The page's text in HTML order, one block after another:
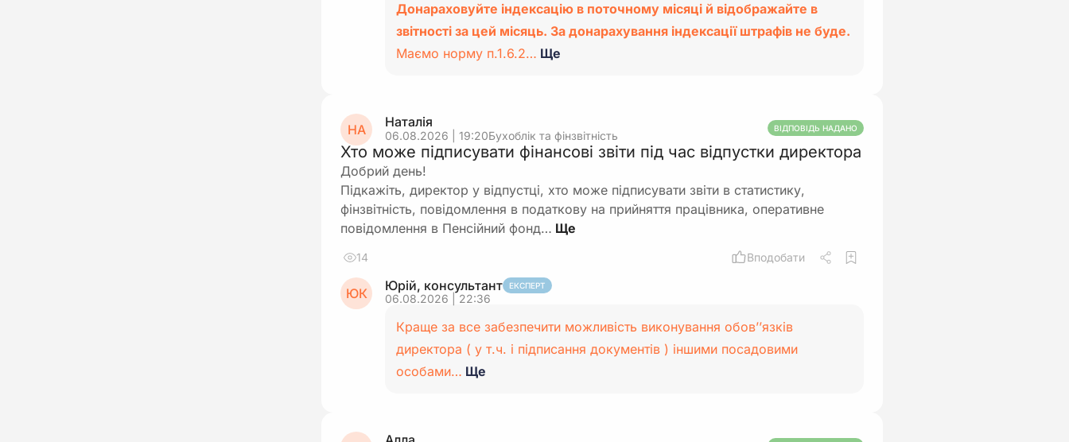
Донараховуйте індексацію в поточному місяці й відображайте в
звітності за цей місяць. За донарахування індексації штрафів не буде.
Маємо норму п.1.6.2… Ще
НА Наталія
06.08.2026 | 19:20Бухоблік та фінзвітність
ВІДПОВІДЬ НАДАНО
Хто може підписувати фінансові звіти під час відпустки директора
Добрий день!
Підкажіть, директор у відпустці, хто може підписувати звіти в статистику,
фінзвітність, повідомлення в податкову на прийняття працівника, оперативне
повідомлення в Пенсійний фонд…
14 Вподобати
ЮК Юрій, консультант ЕКСПЕРТ
06.08.2026 | 22:36
Краще за все забезпечити можливість виконування обов’’язків
директора ( у т.ч. і підписання документів ) іншими посадовими
особами… Ще